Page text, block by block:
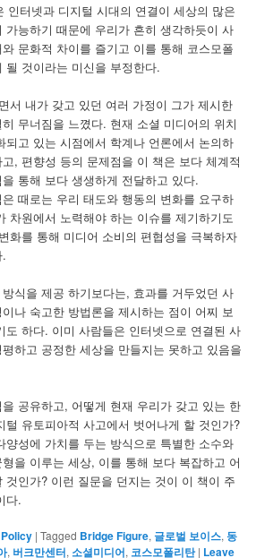
인터넷과 디지털 시대의 연결이 세상의 많은
가능하기 때문에 우리가 흔히 생각하듯이 사
문화적 차이를 즐기고 이를 통해 코스모폴
될 것이라는 미신을 부정한다.
서 내가 갖고 있던 여러 가정이 그가 제시한
무너짐을 느꼈다. 현재 소셜 미디어의 위치
되고 있는 시점에서 학계나 언론에서 논의하
, 편향성 등의 문제점을 이 책은 보다 체계적
통해 보다 생생하게 전달하고 있다.
때로는 우리 태도와 행동의 변화를 요구하
차원에서 노력해야 하는 이슈를 제기하기도
화를 통해 미디어 소비의 편협성을 극복하자
식을 제공 하기보다는, 효과를 거두었던 사
나 숙고한 방법론을 제시하는 점이 어찌 보
도 하다. 이미 사람들은 인터넷으로 연결된 사
하고 공정한 세상을 만들지는 못하고 있음을
공유하고, 어떻게 현재 우리가 갖고 있는 한
털 유토피아적 사고에서 벗어나게 할 것인가?
양성에 가치를 두는 방식으로 특별한 소수와
을 이루는 세상, 이를 통해 보다 복잡하고 어
것인가? 이런 질문을 던지는 것이 이 책이 주
다.
Policy |Tagged Bridge Figure,글로벌 보이스,동
, 버크만센터, 소셜미디어, 코스모폴리탄 | Leave